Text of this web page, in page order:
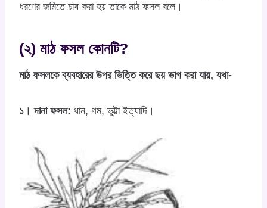
ধরণের জমিতে চাষ করা হয় তাকে মাঠ ফসল বলে।
(২) মাঠ ফসল কোনটি?
মাঠ ফসলকে ব্যবহারের উপর ভিত্তি করে ছয় ভাগ করা যায়, যথা-
১। দানা ফসল: ধান, গম, ভুট্টা ইত্যাদি।